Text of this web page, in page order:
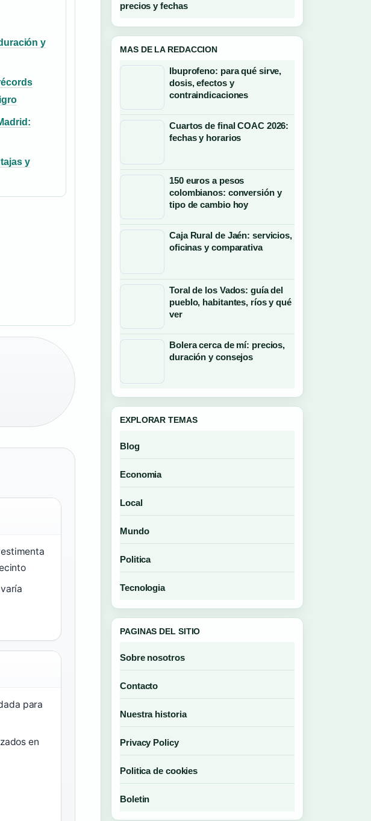
y
y
para
en
precios y fechas
MAS DE LA REDACCION
Ibuprofeno: para qué sirve,
dosis, efectos y
contraindicaciones
Cuartos de final COAC 2026:
fechas y horarios
150 euros a pesos
colombianos: conversión y
tipo de cambio hoy
Caja Rural de Jaén: servicios,
oficinas y comparativa
Toral de los Vados: guía del
pueblo, habitantes, ríos y qué
ver
Bolera cerca de mí: precios,
duración y consejos
EXPLORAR TEMAS
Blog
Economia
Local
Mundo
Politica
Tecnologia
PAGINAS DEL SITIO
Sobre nosotros
Contacto
Nuestra historia
Privacy Policy
Politica de cookies
Boletin